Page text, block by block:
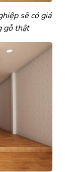
sẽ có giá
gỗ thật